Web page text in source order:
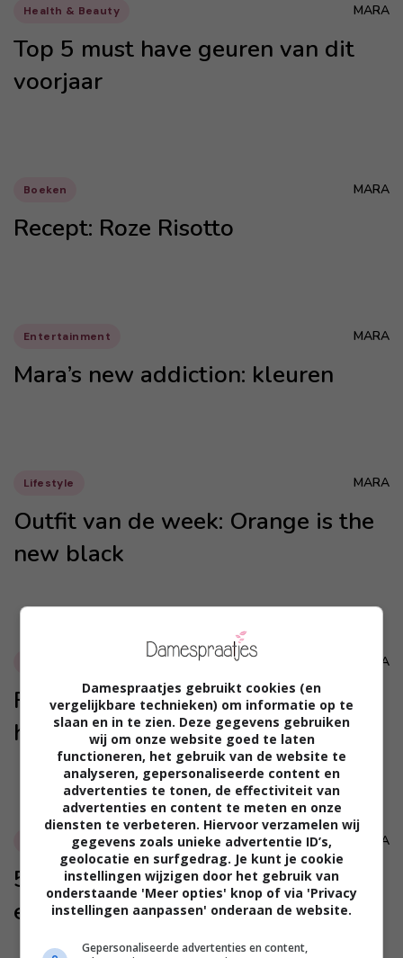
Health & Beauty MARA
Top 5 must have geuren van dit
voorjaar
Boeken MARA
Recept: Roze Risotto
Entertainment MARA
Mara’s new addiction: kleuren
Lifestyle MARA
Outfit van de week: Orange is the
new black
MARA
Filmpje: geblinddoekte kinderen
herkennen feilloos hun moeder
Carriere MARA
5 tips voor het voorbereiden van
een sollicitatiegesprek
Damespraatjes gebruikt cookies (en
vergelijkbare technieken) om informatie op te
slaan en in te zien. Deze gegevens gebruiken
wij om onze website goed te laten
functioneren, het gebruik van de website te
analyseren, gepersonaliseerde content en
advertenties te tonen, de effectiviteit van
advertenties en content te meten en onze
diensten te verbeteren. Hiervoor verzamelen wij
gegevens zoals unieke advertentie ID’s,
geolocatie en surfgedrag. Je kunt je cookie
instellingen wijzigen door het gebruik van
onderstaande 'Meer opties' knop of via 'Privacy
instellingen aanpassen' onderaan de website.
Gepersonaliseerde advertenties en content,